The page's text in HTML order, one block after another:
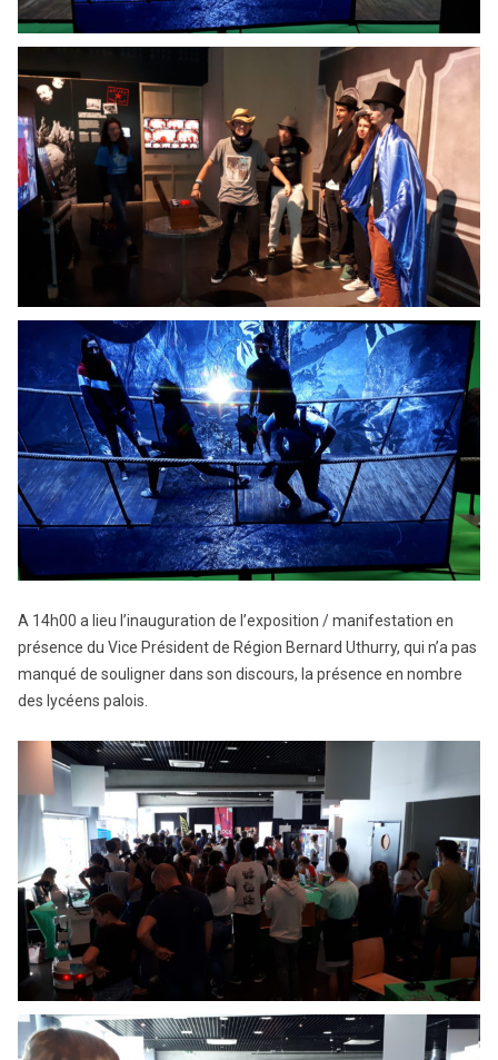
A 14h00 a lieu l’inauguration de l’exposition / manifestation en
présence du Vice Président de Région Bernard Uthurry, qui n’a pas
manqué de souligner dans son discours, la présence en nombre
des lycéens palois.